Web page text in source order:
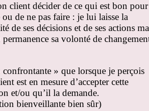
client décider de ce qui est bon pour
de ne pas faire : je lui laisse la
de ses décisions et de ses actions
sa volonté de
confrontante » que lorsque je perçois
est en mesure d’accepter cette
et/ou qu’il la demande.
bienveillante bien sûr)